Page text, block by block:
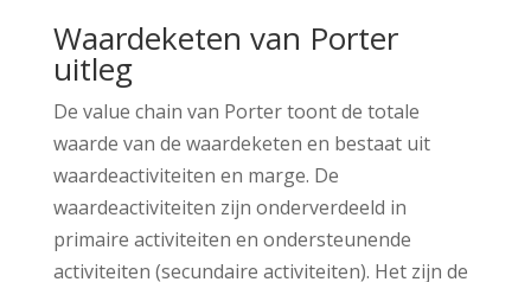
Waardeketen van Porter
uitleg
De value chain van Porter toont de totale
waarde van de waardeketen en bestaat uit
waardeactiviteiten en marge. De
waardeactiviteiten zijn onderverdeeld in
primaire activiteiten en ondersteunende
activiteiten (secundaire activiteiten). Het zijn de